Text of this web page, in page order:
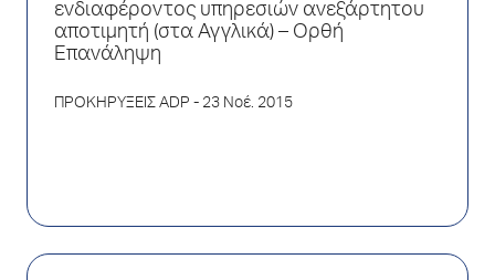
ενδιαφέροντος υπηρεσιών ανεξάρτητου
αποτιμητή (στα Αγγλικά) – Ορθή
Επανάληψη
ΠΡΟΚΗΡΥΞΕΙΣ ADP - 23 Νοέ. 2015